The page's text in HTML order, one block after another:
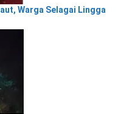
Warga Selagai Lingga